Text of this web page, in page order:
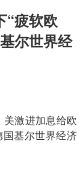
“疲软欧
尔世界经
激进加息给欧
基尔世界经济